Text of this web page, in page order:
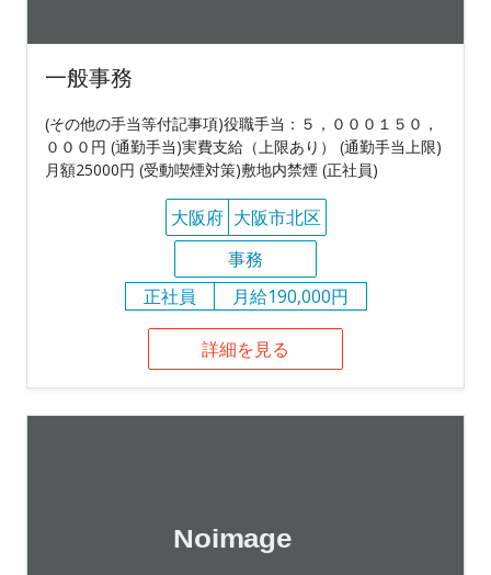
一般事務
(その他の手当等付記事項)役職手当：５，０００１５０，
０００円 (通勤手当)実費支給（上限あり） (通勤手当上限)
月額25000円 (受動喫煙対策)敷地内禁煙 (正社員)
大阪府 大阪市北区
事務
正社員
月給190,000円
詳細を見る